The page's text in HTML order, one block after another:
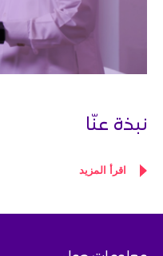
نبذة عنّا
اقرأ المزيد